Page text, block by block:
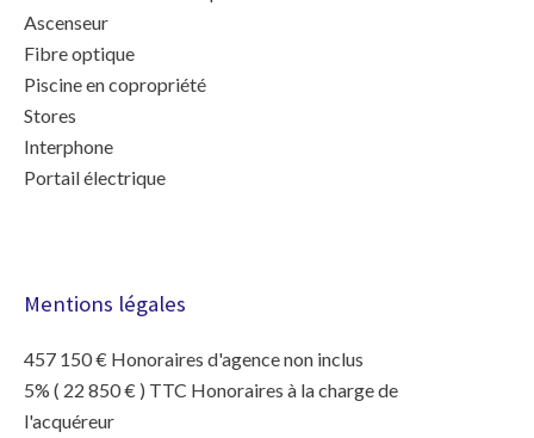
Ascenseur
Fibre optique
Piscine en copropriété
Stores
Interphone
Portail électrique
Mentions légales
457 150 € Honoraires d'agence non inclus
5% ( 22 850 € ) TTC Honoraires à la charge de
l'acquéreur